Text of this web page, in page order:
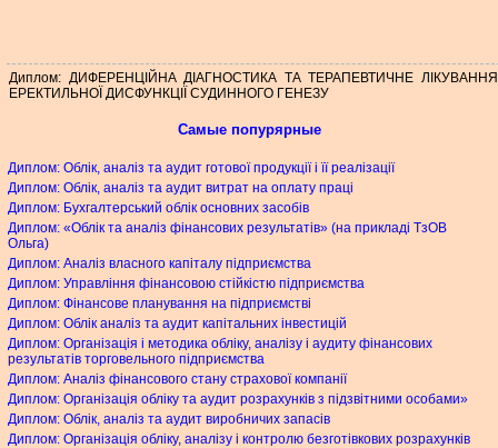
Диплом: ДИФЕРЕНЦІЙНА ДІАГНОСТИКА ТА ТЕРАПЕВТИЧНЕ ЛІКУВАННЯ
ЕРЕКТИЛЬНОЇ ДИСФУНКЦІЇ СУДИННОГО ГЕНЕЗУ
Самые попурярные
Диплом: Облік, аналіз та аудит готової продукції і її реалізації
Диплом: Облік, аналіз та аудит витрат на оплату праці
Диплом: Бухгалтерський облік основних засобів
Диплом: «Облік та аналіз фінансових результатів» (на прикладі ТзОВ
Ольга)
Диплом: Аналіз власного капіталу підприємства
Диплом: Управління фінансовою стійкістю підприємства
Диплом: Фінансове планування на підприємстві
Диплом: Облік аналіз та аудит капітальних інвестицій
Диплом: Організація і методика обліку, аналізу і аудиту фінансових
результатів торговельного підприємства
Диплом: Аналіз фінансового стану страхової компанії
Диплом: Організація обліку та аудит розрахунків з підзвітними особами»
Диплом: Облік, аналіз та аудит виробничих запасів
Диплом: Організація обліку, аналізу і контролю безготівкових розрахунків